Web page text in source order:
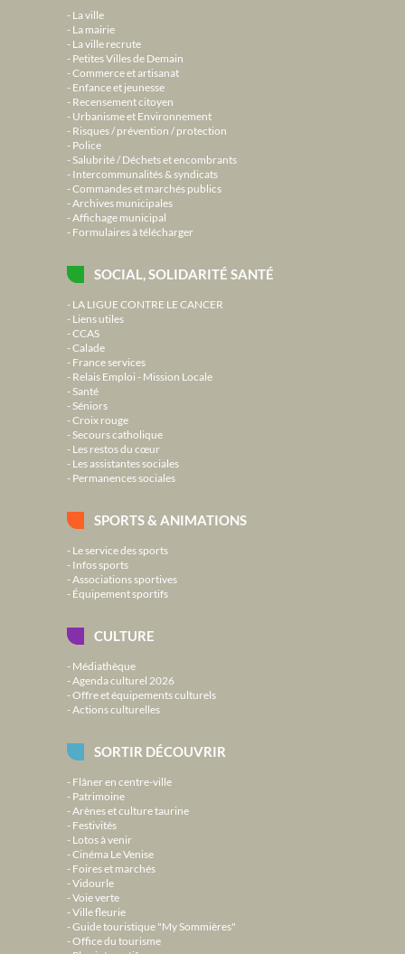
La ville
La mairie
La ville recrute
Petites Villes de Demain
Commerce et artisanat
Enfance et jeunesse
Recensement citoyen
Urbanisme et Environnement
Risques / prévention / protection
Police
Salubrité / Déchets et encombrants
Intercommunalités & syndicats
Commandes et marchés publics
Archives municipales
Affichage municipal
Formulaires à télécharger
SOCIAL, SOLIDARITÉ SANTÉ
LA LIGUE CONTRE LE CANCER
Liens utiles
CCAS
Calade
France services
Relais Emploi - Mission Locale
Santé
Séniors
Croix rouge
Secours catholique
Les restos du cœur
Les assistantes sociales
Permanences sociales
SPORTS & ANIMATIONS
Le service des sports
Infos sports
Associations sportives
Équipement sportifs
CULTURE
Médiathèque
Agenda culturel 2026
Offre et équipements culturels
Actions culturelles
SORTIR DÉCOUVRIR
Flâner en centre-ville
Patrimoine
Arènes et culture taurine
Festivités
Lotos à venir
Cinéma Le Venise
Foires et marchés
Vidourle
Voie verte
Ville fleurie
Guide touristique "My Sommières"
Office du tourisme